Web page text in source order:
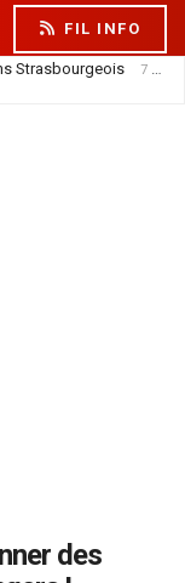
FIL INFO
Strasbourgeois 7 août 2026
des